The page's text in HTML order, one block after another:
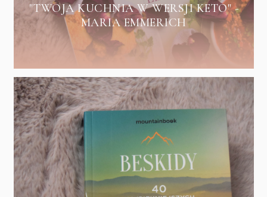
"TWOJA KUCHNIA W WERSJI KETO" -
MARIA EMMERICH